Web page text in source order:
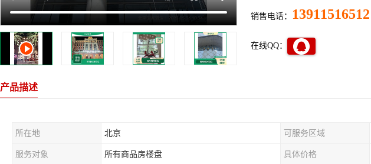
销售电话： 13911516512
在线QQ：
产品描述
所在地 北京 可服务区域
服务对象 所有商品房楼盘 具体价格